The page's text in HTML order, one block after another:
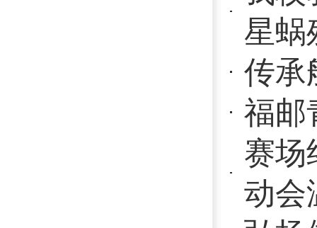
Copyright 2017 All Rights Reserved
地址：福建省福州市上